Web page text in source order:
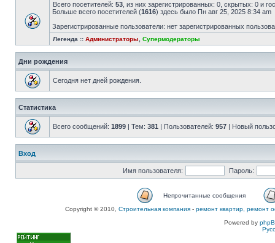
Всего посетителей: 53 , из них зарегистрированных: 0, скрытых: 0 и
Больше всего посетителей (1616) здесь было Пн авг 25, 2025 8:34 am
Зарегистрированные пользователи: нет зарегистрированных
Легенда :: Администраторы Супермодераторы
Дни рождения
Сегодня нет дней рождения.
Статистика
Всего сообщений: 1899 | Тем: 381 | Пользователей: 957 | Новый
Вход
Имя пользователя: Пароль:
Непрочитанные сообщения
Copyright © 2010, Строительная компания - ремонт квартир, ремонт
Powered by